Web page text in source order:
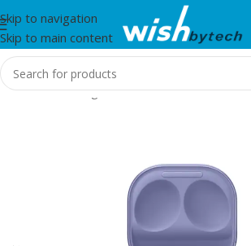
Skip to navigation
Skip to main content
Home/Samsung